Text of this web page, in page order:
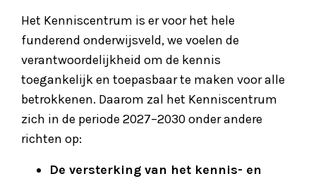
Het Kenniscentrum is er voor het hele
funderend onderwijsveld, we voelen de
verantwoordelijkheid om de kennis
toegankelijk en toepasbaar te maken voor alle
betrokkenen. Daarom zal het Kenniscentrum
zich in de periode 2027–2030 onder andere
richten op:
De versterking van het kennis- en